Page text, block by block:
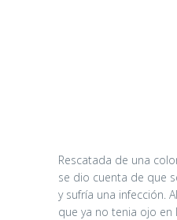
Rescatada de una
se dio cuenta de que
y sufría una infección.
que ya no tenia ojo en